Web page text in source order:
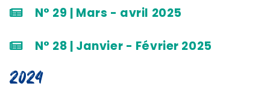
N° 29 | Mars - avril 2025
N° 28 | Janvier - Février 2025
2024